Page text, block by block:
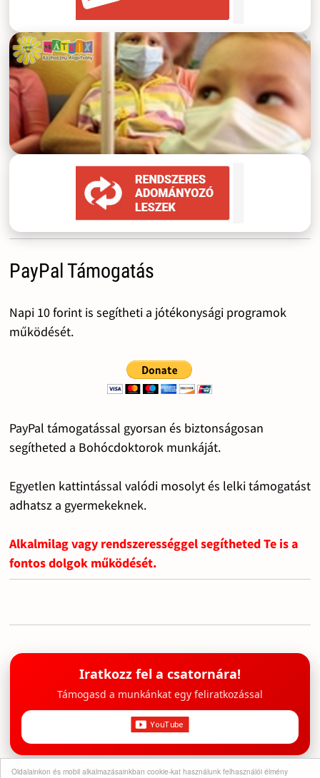
Oldalainkon és mobil alkalmazásainkban cookie-kat használunk felhasználói élmény
PayPal Támogatás
Napi 10 forint is segítheti a jótékonysági programok
működését.
PayPal támogatással gyorsan és biztonságosan
segítheted a Bohócdoktorok munkáját.
Egyetlen kattintással valódi mosolyt és lelki támogatást
adhatsz a gyermekeknek.
Alkalmilag vagy rendszerességgel segítheted Te is a
fontos dolgok működését.
Iratkozz fel a csatornára!
Támogasd a munkánkat egy feliratkozással